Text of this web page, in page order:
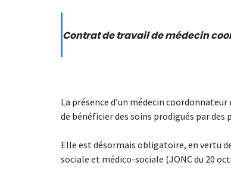
Contrat de travail de médecin
La présence d’un médecin
de bénéficier des soins prodigués par
Elle est désormais obligatoire, en vertu
sociale et médico-sociale (JONC du 20